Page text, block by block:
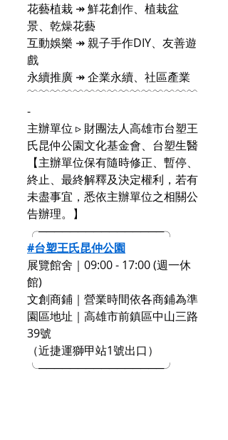
花藝植栽 ↠ 鮮花創作、植栽盆
景、乾燥花藝
互動娛樂 ↠ 親子手作DIY、友善遊
戲
永續推廣 ↠ 企業永續、社區產業
﹋﹋﹋﹋﹋﹋﹋﹋﹋﹋﹋﹋﹋﹋﹋
-
主辦單位 ▹ 財團法人高雄市台塑王
氏昆仲公園文化基金會、台塑生醫
【主辦單位保有隨時修正、暫停、
終止、最終解釋及決定權利，若有
未盡事宜，悉依主辦單位之相關公
告辦理。】
╭────────────────╮
#台塑王氏昆仲公園
展覽館舍｜09:00 - 17:00 (週一休
館)
文創商鋪｜營業時間依各商鋪為準
園區地址｜高雄市前鎮區中山三路
39號
（近捷運獅甲站1號出口）
╰────────────────╯